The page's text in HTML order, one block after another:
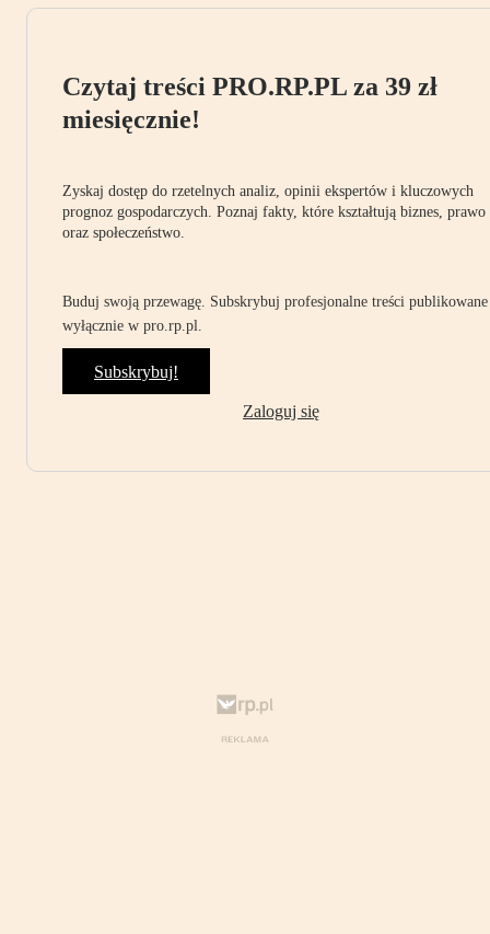
Czytaj treści PRO.RP.PL za 39 zł
miesięcznie!
Zyskaj dostęp do rzetelnych analiz, opinii ekspertów i kluczowych
prognoz gospodarczych. Poznaj fakty, które kształtują biznes, prawo
oraz społeczeństwo.
Buduj swoją przewagę. Subskrybuj profesjonalne treści publikowane
wyłącznie w pro.rp.pl.
Subskrybuj!
Zaloguj się